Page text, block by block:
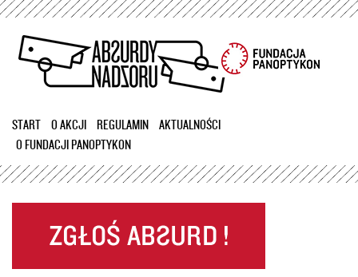
Przejdź
treści
START O AKCJI REGULAMIN
AKTUALNOŚCI
O FUNDACJI PANOPTYKON